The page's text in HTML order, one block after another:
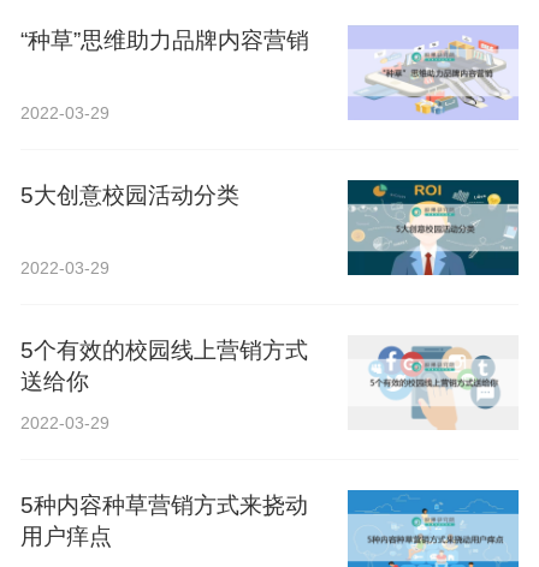
“种草”思维助力品牌内容营销
2022-03-29
5大创意校园活动分类
2022-03-29
5个有效的校园线上营销方式
送给你
2022-03-29
5种内容种草营销方式来挠动
用户痒点